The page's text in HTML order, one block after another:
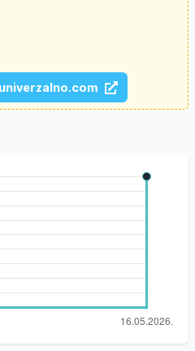
univerzalno.com